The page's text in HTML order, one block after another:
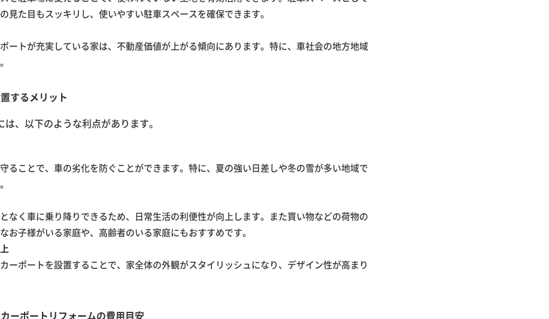
見た目もスッキリし、使いやすい駐車スペースを確保できます。
ートが充実している家は、不動産価値が上がる傾向にあります。特に、車社会の地方地域
するメリット
、以下のような利点があります。
ることで、車の劣化を防ぐことができます。特に、夏の強い日差しや冬の雪が多い地域で
なく車に乗り降りできるため、日常生活の利便性が向上します。また買い物などの荷物の
お子様がいる家庭や、高齢者のいる家庭にもおすすめです。
ーポートを設置することで、家全体の外観がスタイリッシュになり、デザイン性が高まり
ーポートリフォームの費用目安